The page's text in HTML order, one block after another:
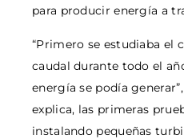
para producir energía a
“Primero se estudiaba el
caudal durante todo el
energía se podía
explica, las primeras
instalando pequeñas